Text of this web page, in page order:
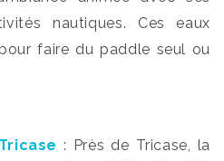
nautiques. Ces eaux
faire du paddle seul ou
: Près de Tricase, la